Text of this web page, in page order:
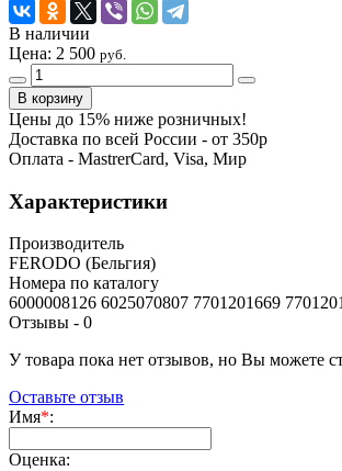
В наличии
Цена: 2 500 руб.
Цены до 15% ниже розничных!
Доставка по всей России - от 350р
Оплата - MastrerCard, Visa, Мир
Характеристики
Производитель
FERODO (Бельгия)
Номера по каталогу
6000008126 6025070807 7701201669
Отзывы - 0
У товара пока нет отзывов, но Вы можете
Оставьте отзыв
Имя*:
Оценка: